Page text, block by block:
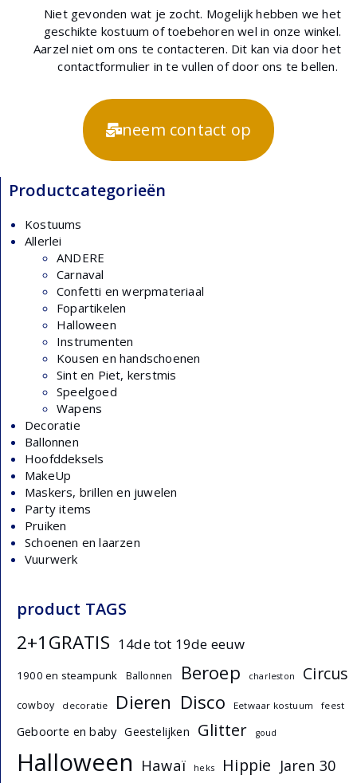
Niet gevonden wat je zocht. Mogelijk hebben we het
geschikte kostuum of toebehoren wel in onze winkel.
Aarzel niet om ons te contacteren. Dit kan via door het
contactformulier in te vullen of door ons te bellen.
neem contact op
Productcategorieën
Kostuums
Allerlei
ANDERE
Carnaval
Confetti en werpmateriaal
Fopartikelen
Halloween
Instrumenten
Kousen en handschoenen
Sint en Piet, kerstmis
Speelgoed
Wapens
Decoratie
Ballonnen
Hoofddeksels
MakeUp
Maskers, brillen en juwelen
Party items
Pruiken
Schoenen en laarzen
Vuurwerk
product TAGS
2+1GRATIS 14de tot 19de eeuw
1900 en steampunk Ballonnen Beroep charleston Circus
cowboy decoratie Dieren Disco Eetwaar kostuum feest
Geboorte en baby Geestelijken Glitter goud
Halloween Hawaï heks Hippie Jaren 30